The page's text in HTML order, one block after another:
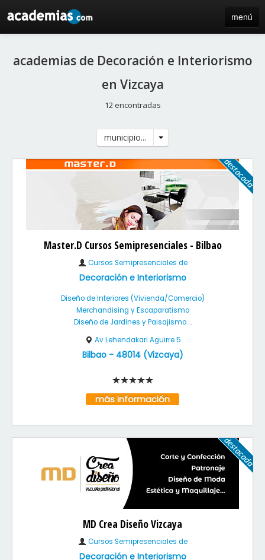
menú
blog
academias de Decoración e Interiorismo
en Vizcaya
12 encontradas
municipio...
Master.D Cursos Semipresenciales - Bilbao
Cursos Semipresenciales de
Decoración e Interiorismo
Diseño de Interiores (Vivienda/Comercio)
Merchandising y Escaparatismo
Diseño de Jardines y Paisajismo ...
Av Lehendakari Aguirre 5
Bilbao- 48014(Vizcaya)
más información
MD Crea Diseño Vizcaya
Cursos Semipresenciales de
Decoración e Interiorismo